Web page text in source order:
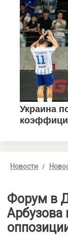
Новости
Форум в
Арбузова